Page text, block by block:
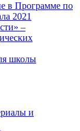
в Программе по
2021
–
школы
и